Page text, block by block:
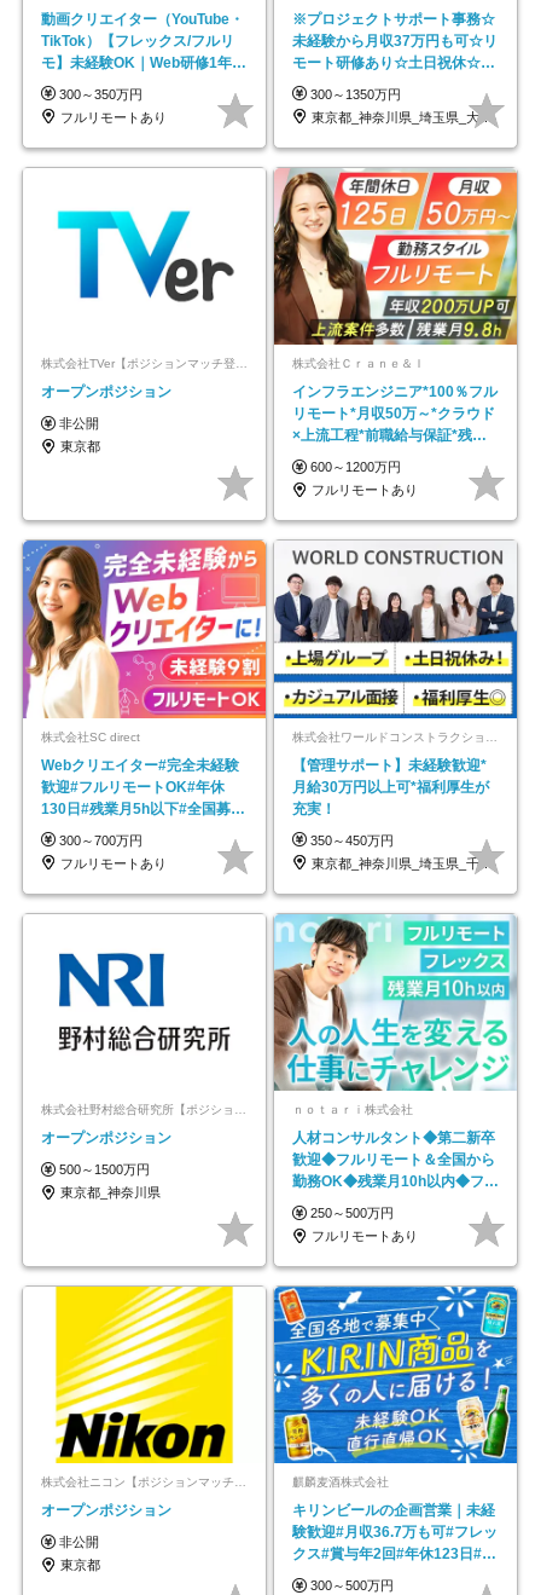
動画クリエイター（YouTube・
TikTok）【フレックス/フルリ
モ】未経験OK｜Web研修1年間
｜副業OK
300～350万円
フルリモートあり
※プロジェクトサポート事務☆
未経験から月収37万円も可☆リ
モート研修あり☆土日祝休☆20
代～30代活躍/b
300～1350万円
東京都_神奈川県_埼玉県_大阪府_愛知県…
株式会社TVer【ポジションマッチ登録】
オープンポジション
非公開
東京都
株式会社Ｃｒａｎｅ＆Ｉ
インフラエンジニア*100％フル
リモート*月収50万～*クラウド
×上流工程*前職給与保証*残業
月9.8h
600～1200万円
フルリモートあり
株式会社SC direct
Webクリエイター#完全未経験
歓迎#フルリモートOK#年休
130日#残業月5h以下#全国募集
#最大1年の研修
300～700万円
フルリモートあり
【管理サポート】未経験歓迎*
月給30万円以上可*福利厚生が
充実！
350～450万円
東京都_神奈川県_埼玉県_千葉県_大阪府…
オープンポジション
500～1500万円
東京都_神奈川県
ｎｏｔａｒｉ株式会社
人材コンサルタント◆第二新卒
歓迎◆フルリモート＆全国から
勤務OK◆残業月10h以内◆フレ
ックス制
250～500万円
フルリモートあり
株式会社ニコン【ポジションマッチ登録】
オープンポジション
非公開
東京都
麒麟麦酒株式会社
キリンビールの企画営業｜未経
験歓迎#月収36.7万も可#フレッ
クス#賞与年2回#年休123日#完
全週休2日制
300～500万円